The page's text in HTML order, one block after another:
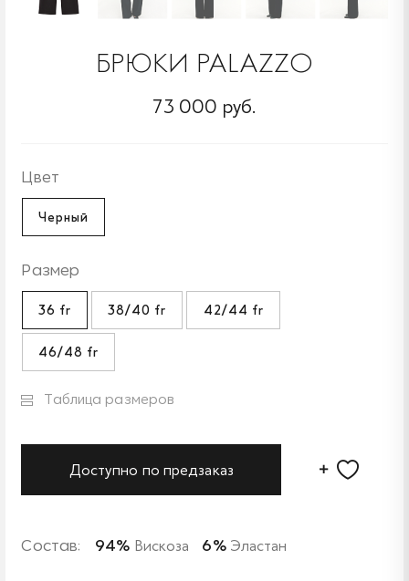
БРЮКИ PALAZZO
73 000 руб.
Цвет
Черный
Размер
36 fr 38/40 fr 42/44 fr
46/48 fr
Таблица размеров
Доступно по предзаказ
Состав: 94% Вискоза 6%Эластан